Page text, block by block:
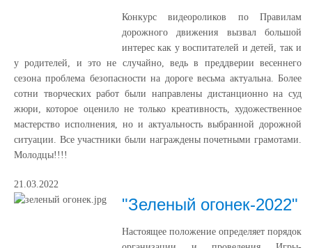
Конкурс видеороликов по Правилам
дорожного движения вызвал большой
интерес как у воспитателей и детей, так и
у родителей, и это не случайно, ведь в преддверии весеннего
сезона проблема безопасности на дороге весьма актуальна. Более
сотни творческих работ были направлены дистанционно на суд
жюри, которое оценило не только креативность, художественное
мастерство исполнения, но и актуальность выбранной дорожной
ситуации. Все участники были награждены почетными грамотами.
Молодцы!!!!
21.03.2022
"Зеленый огонек-2022"
Настоящее положение определяет порядок